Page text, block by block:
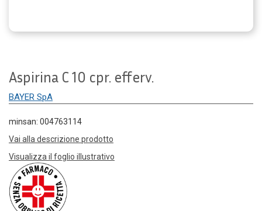
Aspirina C 10 cpr. efferv.
BAYER SpA
minsan: 004763114
Vai alla descrizione prodotto
Visualizza il foglio illustrativo